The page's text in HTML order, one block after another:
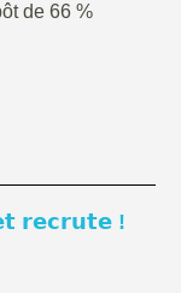
de 66 %
𝗿𝗲𝗰𝗿𝘂𝘁𝗲 !